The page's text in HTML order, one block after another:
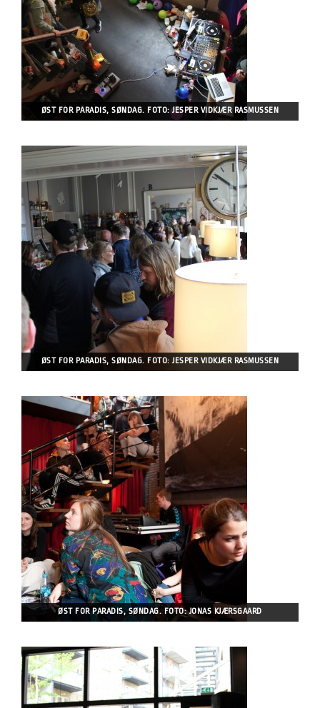
ØST FOR PARADIS, SØNDAG. FOTO: JESPER VIDKJÆR RASMUSSEN
ØST FOR PARADIS, SØNDAG. FOTO: JESPER VIDKJÆR RASMUSSEN
ØST FOR PARADIS, SØNDAG. FOTO: JONAS KJÆRSGAARD